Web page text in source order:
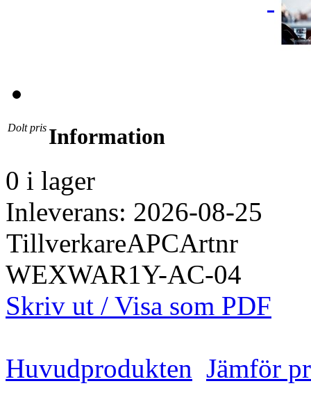
Dolt pris Information
0 i lager
Inleverans: 2026-08-25
TillverkareAPCArtnr
WEXWAR1Y-AC-04
Skriv ut / Visa som PDF
Huvudprodukten Jämför